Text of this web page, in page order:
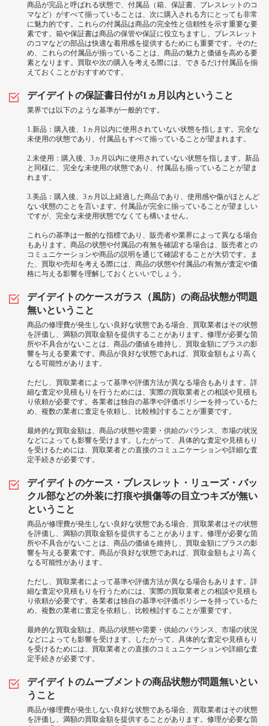
商品が完品と呼ばれる状態で、付属品（箱、保証書、ブレスレットのコ
マなど）がすべて揃っていることは、次に購入される方にとっても非常
に魅力的です。これらの付属品は商品の完全性と信頼性を示す重要な要
素です。箱や保証書は商品の保管や保証に役立ちますし、ブレスレット
のコマなどの部品は快適な着用感を提供するためにも重要です。そのた
め、これらの付属品が揃っていることは、商品の魅力と価値を高める要
素となります。買取や次の購入を考える際には、できるだけ付属品を揃
えておくことがおすすめです。
デイデイトの保証書日付が1ヵ月以内ということ
業界では以下のような基準が一般的です。
1.新品：購入後、1ヵ月以内に使用されていない状態を指します。完全な
未使用の状態であり、付属品もすべて揃っていることが望まれます。
2.未使用：購入後、3ヵ月以内に使用されていない状態を指します。新品
と同様に、完全な未使用の状態であり、付属品も揃っていることが望ま
れます。
3.美品：購入後、3ヵ月以上経過した商品であり、使用感や傷がほとんど
ない状態のことを言います。付属品が完全に揃っていることが望ましい
ですが、完全な未使用状態でなくても構いません。
これらの基準は一般的な指標であり、販売者や業界によって異なる場合
もあります。商品の状態や付属品の有無を確認する場合は、販売者との
コミュニケーションや商品の説明を通じて確認することが大切です。ま
た、買取や売却を考える際には、商品の状態や付属品の有無が査定や価
格に与える影響を理解しておくといいでしょう。
デイデイトのケースガラス（風防）の商品状態が問題
無いということ
商品の修理費が発生しない良好な状態である場合、買取業者はその状態
を評価し、満額の買取金額を提供することがあります。修理が必要な箇
所や不具合がないことは、商品の価値を維持し、買取金額にプラスの影
響を与える要素です。商品が良好な状態であれば、買取金額もより高く
なる可能性があります。
ただし、買取業者によって基準や評価方法が異なる場合もあります。詳
細な査定や見積もりを行うためには、実際の買取業者との相談や見積も
り依頼が必要です。各業者は独自の基準や評価ポリシーを持っているた
め、複数の業者に査定を依頼し、比較検討することが重要です。
最終的な買取金額は、商品の状態や需要・供給のバランス、市場の状況
などによっても影響を受けます。したがって、具体的な査定や見積もり
を受けるためには、買取業者との直接のコミュニケーションや詳細な査
定手続きが必要です。
デイデイトのケース・ブレスレット・リューズ・バッ
クル部などの外装に打痕や損傷等の目立つキズが無い
ということ
商品が修理費が発生しない良好な状態である場合、買取業者はその状態
を評価し、満額の買取金額を提供することがあります。修理が必要な箇
所や不具合がないことは、商品の価値を維持し、買取金額にプラスの影
響を与える要素です。商品が良好な状態であれば、買取金額もより高く
なる可能性があります。
ただし、買取業者によって基準や評価方法が異なる場合もあります。詳
細な査定や見積もりを行うためには、実際の買取業者との相談や見積も
り依頼が必要です。各業者は独自の基準や評価ポリシーを持っているた
め、複数の業者に査定を依頼し、比較検討することが重要です。
最終的な買取金額は、商品の状態や需要・供給のバランス、市場の状況
などによっても影響を受けます。したがって、具体的な査定や見積もり
を受けるためには、買取業者との直接のコミュニケーションや詳細な査
定手続きが必要です。
デイデイトのムーブメントの商品状態が問題無いとい
うこと
商品が修理費が発生しない良好な状態である場合、買取業者はその状態
を評価し、満額の買取金額を提供することがあります。修理が必要な箇